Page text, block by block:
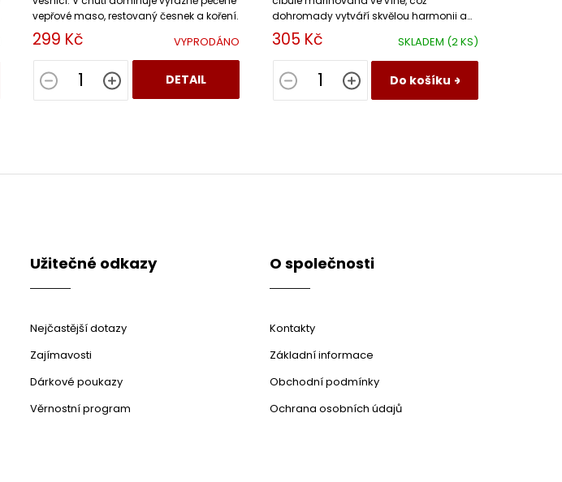
VYPRODÁNO
299 Kč
DETAIL
vepřové maso, restovaný česnek a koření.
SKLADEM (2 KS)
305 Kč
Do košíku
dohromady vytváří skvělou harmonii a
přímo vybízí k mnoha dalším
kombinacím.
Užitečné odkazy
Nejčastější dotazy
Zajímavosti
Dárkové poukazy
Věrnostní program
O společnosti
Kontakty
Základní informace
Obchodní podmínky
Ochrana osobních údajů